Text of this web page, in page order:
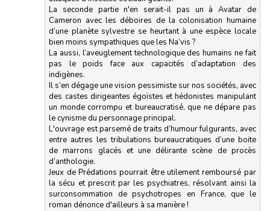
La seconde partie n'en serait-il pas un à Avatar de
Cameron avec les déboires de la colonisation humaine
d’une planète sylvestre se heurtant à une espèce locale
bien moins sympathiques que les Na’vis ?
La aussi, l’aveuglement technologique des humains ne fait
pas le poids face aux capacités d’adaptation des
indigènes.
Il s’en dégage une vision pessimiste sur nos sociétés, avec
des castes dirigeantes égoïstes et hédonistes manipulant
un monde corrompu et bureaucratisé, que ne dépare pas
le cynisme du personnage principal.
L'ouvrage est parsemé de traits d’humour fulgurants, avec
entre autres les tribulations bureaucratiques d’une boite
de marrons glacés et une délirante scène de procès
d’anthologie.
Jeux de Prédations pourrait être utilement remboursé par
la sécu et prescrit par les psychiatres, résolvant ainsi la
surconsommation de psychotropes en France, que le
roman dénonce d'ailleurs à sa manière !